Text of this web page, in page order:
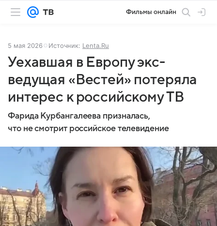
Фильмы онлайн
5 мая 2026 Источник: Lenta.Ru
Уехавшая в Европу экс-
ведущая «Вестей» потеряла
интерес к российскому ТВ
Фарида Курбангалеева призналась,
что не смотрит российское телевидение